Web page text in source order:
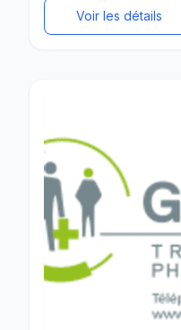
Voir les détails